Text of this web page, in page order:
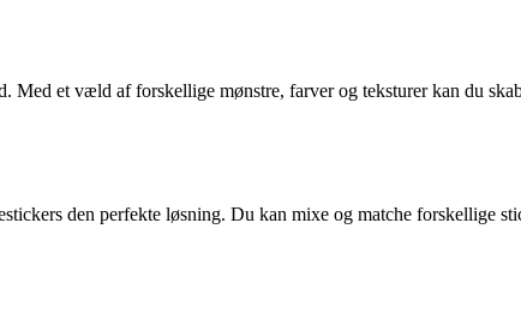
et væld af forskellige mønstre, farver og teksturer kan du
den perfekte løsning. Du kan mixe og matche forskellige